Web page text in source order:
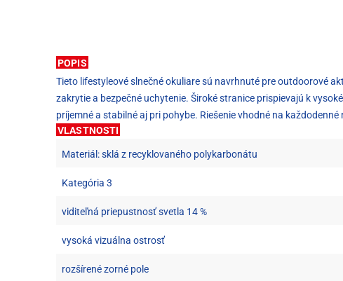
POPIS
Tieto lifestyleové slnečné okuliare sú navrhnuté pre outdoorové
zakrytie a bezpečné uchytenie. Široké stranice prispievajú k
príjemné a stabilné aj pri pohybe. Riešenie vhodné na
VLASTNOSTI
Materiál: sklá z recyklovaného polykarbonátu
Kategória 3
viditeľná priepustnosť svetla 14 %
vysoká vizuálna ostrosť
rozšírené zorné pole